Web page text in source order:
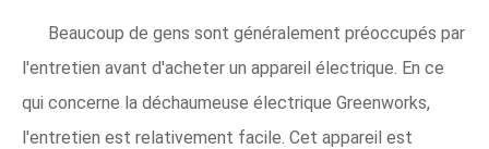
Beaucoup de gens sont généralement préoccupés par
l'entretien avant d'acheter un appareil électrique. En ce
qui concerne la déchaumeuse électrique Greenworks,
l'entretien est relativement facile. Cet appareil est